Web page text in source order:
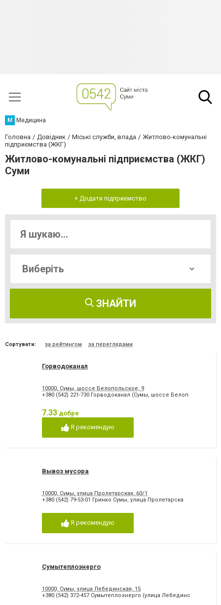
М Медицина
Головна Довідник Міські служби, влада
Житлово-комунальні
підприємства (ЖКГ)
Житлово-комунальні підприємства (ЖКГ)
Суми
+ Додати підприємство
ЗНАЙТИ
Сортувати: за рейтингом за переглядами
Горводоканал
10000, Сумы, шоссе Белопольское, 9
+380 (542) 221-730 Горводоканал (Сумы, шоссе Белоп
7.33 добре
Я рекомендую
Вывоз мусора
10000, Сумы, улица Пролетарская, 60/1
+380 (542) 79-53-01 Гринко Сумы, улица Пролетарска
Я рекомендую
Сумытеплоэнерго
10000, Сумы, улица Лебединская, 15
+380 (542) 372-457 Сумытеплоэнерго (улица Лебединс